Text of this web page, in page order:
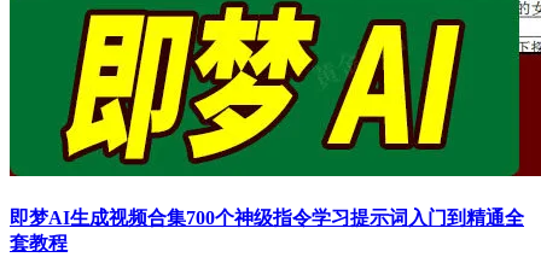
即梦AI生成视频合集700个神级指令学习提示词入门到精通全
套教程